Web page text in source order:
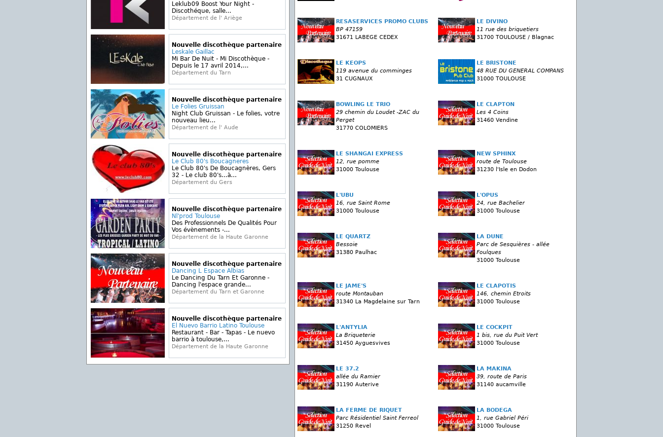
Leklub09 Boost Your Night -
Discothéque, salle...
Département de l' Ariège
Nouvelle discothèque partenaire
Leskale Gaillac
Mi Bar De Nuit - Mi Discothèque -
Depuis le 17 avril 2014,...
Département du Tarn
Nouvelle discothèque partenaire
Le Folies Gruissan
Night Club Gruissan - Le folies, votre
nouveau lieu...
Département de l' Aude
Nouvelle discothèque partenaire
Le Club 80's Boucagneres
Le Club 80's De Boucagnères, Gers
32 - Le club 80's...à...
Département du Gers
Nouvelle discothèque partenaire
Nl'prod Toulouse
Des Professionnels De Qualités Pour
Vos évènements -...
Département de la Haute Garonne
Nouvelle discothèque partenaire
Dancing L Espace Albias
Le Dancing Du Tarn Et Garonne -
Dancing l'espace grande...
Département du Tarn et Garonne
Nouvelle discothèque partenaire
El Nuevo Barrio Latino Toulouse
Restaurant - Bar - Tapas - Le nuevo
barrio à toulouse,...
Département de la Haute Garonne
RESASERVICES PROMO CLUBS
BP 47159
31671 LABEGE CEDEX
LE DIVINO
11 rue des briquetiers
31700 TOULOUSE / Blagnac
LE KEOPS
119 avenue du comminges
31 CUGNAUX
LE BRISTONE
48 RUE DU GENERAL COMPANS
31000 TOULOUSE
BOWLING LE TRIO
29 chemin du Loudet -ZAC du
Perget
31770 COLOMIERS
LE CLAPTON
Les 4 Coins
31460 Vendine
LE SHANGAI EXPRESS
12, rue pomme
31000 Toulouse
NEW SPHINX
route de Toulouse
31230 l'Isle en Dodon
L'UBU
16, rue Saint Rome
31000 Toulouse
L'OPUS
24, rue Bachelier
31000 Toulouse
LE QUARTZ
Bessoie
31380 Paulhac
LA DUNE
Parc de Sesquières - allée
Foulques
31000 Toulouse
LE JAME'S
route Montauban
31340 La Magdelaine sur Tarn
LE CLAPOTIS
146, chemin Etroits
31000 Toulouse
L'ANTYLIA
La Briqueterie
31450 Ayguesvives
LE COCKPIT
1 bis, rue du Puit Vert
31000 Toulouse
LE 37.2
allée du Ramier
31190 Auterive
LA MAKINA
39, route de Paris
31140 aucamville
LA FERME DE RIQUET
Parc Résidentiel Saint Ferreol
31250 Revel
LA BODEGA
1, rue Gabriel Péri
31000 Toulouse